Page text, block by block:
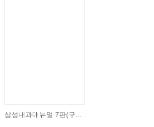
삼성내과매뉴얼 7판(구...